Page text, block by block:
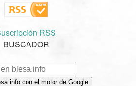
RSS
BUSCADOR
con el motor de Google